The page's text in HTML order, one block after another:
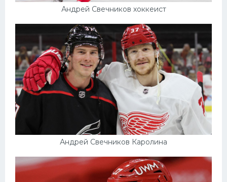
Андрей Свечников хоккеист
Андрей Свечников Каролина